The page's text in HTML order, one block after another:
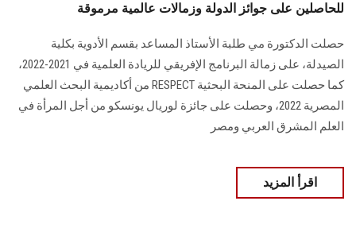
للحاصلين على جوائز الدولة وزمالات عالمية مرموقة
حصلت الدكتورة مي طلبة الأستاذ المساعد بقسم الأدوية بكلية
الصيدلة، على زمالة البرنامج الإفريقي للريادة العلمية في 2021-2022،
كما حصلت على المنحة البحثية RESPECT من أكاديمية البحث العلمي
المصرية 2022، وحصلت على جائزة لوريال يونسكو من أجل المرأة في
العلم المشرق العربي ومصر
اقرأ المزيد